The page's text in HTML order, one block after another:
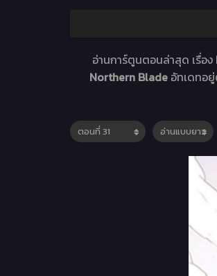
อ่านการ์ตูนตอนล่าสุด เรื่อง
Northern Blade อัทเดทอ